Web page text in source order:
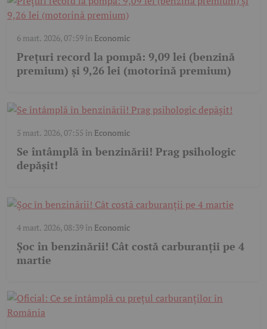
6 mart. 2026, 07:59în Economic
Prețuri record la pompă: 9,09 lei (benzină
premium) și 9,26 lei (motorină premium)
5 mart. 2026, 07:55 în Economic
Se întâmplă în benzinării! Prag psihologic
depășit!
4 mart. 2026, 08:39în Economic
Șoc în benzinării! Cât costă carburanții pe 4
martie